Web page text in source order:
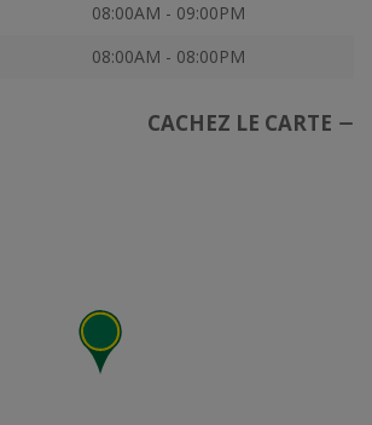
08:00AM - 09:00PM
08:00AM - 08:00PM
CACHEZ LE CARTE